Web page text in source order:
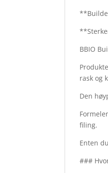
BBIO
rask og
Den
filing.
Enten
###